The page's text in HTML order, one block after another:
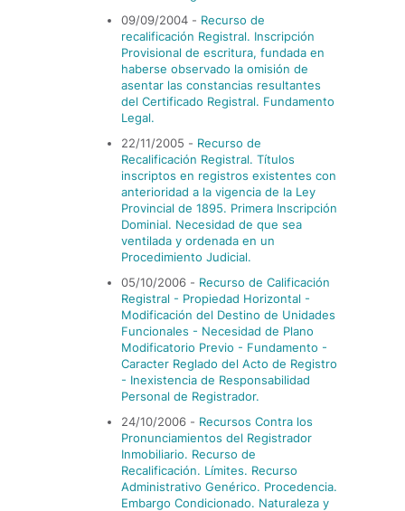
09/09/2004 - Recurso de
recalificación Registral. Inscripción
Provisional de escritura, fundada en
haberse observado la omisión de
asentar las constancias resultantes
del Certificado Registral. Fundamento
Legal.
22/11/2005 - Recurso de
Recalificación Registral. Tí­tulos
inscriptos en registros existentes con
anterioridad a la vigencia de la Ley
Provincial de 1895. Primera Inscripción
Dominial. Necesidad de que sea
ventilada y ordenada en un
Procedimiento Judicial.
05/10/2006 - Recurso de Calificación
Registral - Propiedad Horizontal -
Modificación del Destino de Unidades
Funcionales - Necesidad de Plano
Modificatorio Previo - Fundamento -
Caracter Reglado del Acto de Registro
- Inexistencia de Responsabilidad
Personal de Registrador.
24/10/2006 - Recursos Contra los
Pronunciamientos del Registrador
Inmobiliario. Recurso de
Recalificación. Lí­mites. Recurso
Administrativo Genérico. Procedencia.
Embargo Condicionado. Naturaleza y